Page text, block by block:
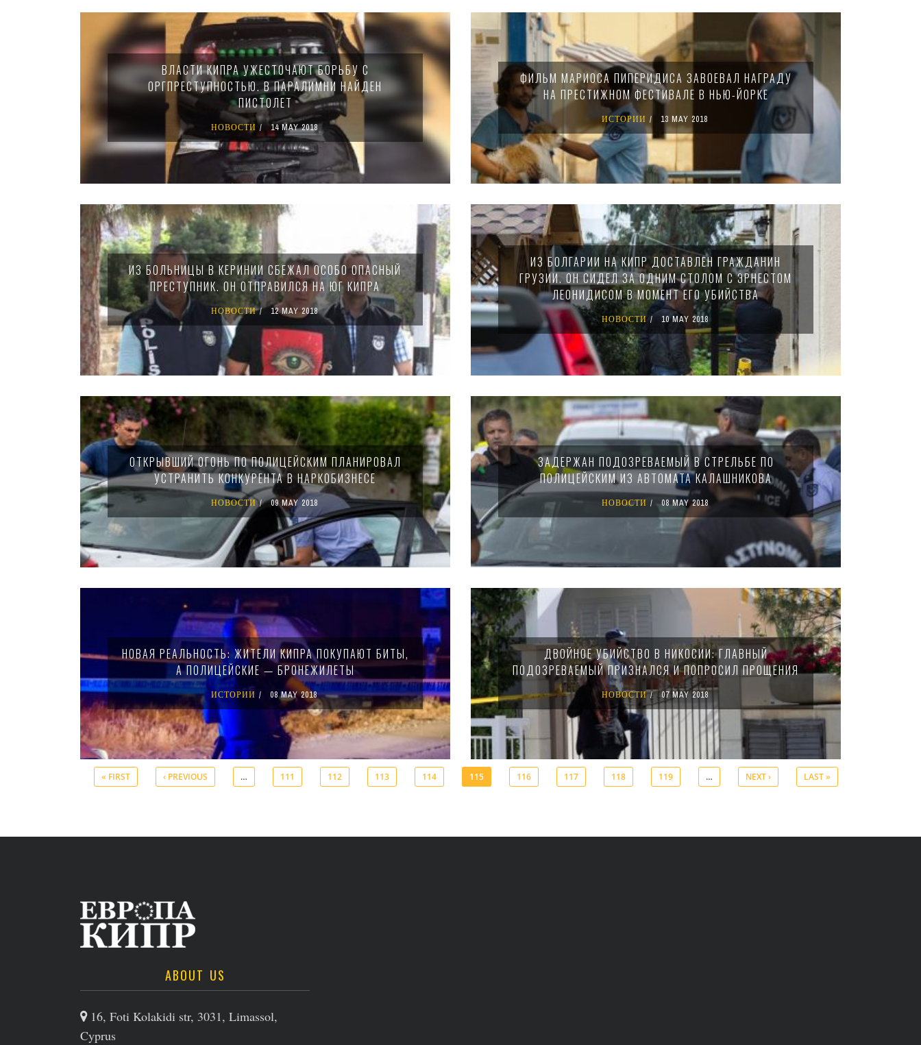
ВЛАСТИ КИПРА УЖЕСТОЧАЮТ БОРЬБУ С
ОРГПРЕСТУПНОСТЬЮ. В ПАРАЛИМНИ НАЙДЕН
ПИСТОЛЕТ
НОВОСТИ 14 MAY 2018
ФИЛЬМ МАРИОСА ПИПЕРИДИСА ЗАВОЕВАЛ НАГРАДУ
НА ПРЕСТИЖНОМ ФЕСТИВАЛЕ В НЬЮ-ЙОРКЕ
ИСТОРИИ 13 MAY 2018
ИЗ БОЛЬНИЦЫ В КЕРИНИИ СБЕЖАЛ ОСОБО ОПАСНЫЙ
ПРЕСТУПНИК. ОН ОТПРАВИЛСЯ НА ЮГ КИПРА
НОВОСТИ 12 MAY 2018
ИЗ БОЛГАРИИ НА КИПР ДОСТАВЛЕН ГРАЖДАНИН
ГРУЗИИ. ОН СИДЕЛ ЗА ОДНИМ СТОЛОМ С ЭРНЕСТОМ
ЛЕОНИДИСОМ В МОМЕНТ ЕГО УБИЙСТВА
НОВОСТИ 10 MAY 2018
ОТКРЫВШИЙ ОГОНЬ ПО ПОЛИЦЕЙСКИМ ПЛАНИРОВАЛ
УСТРАНИТЬ КОНКУРЕНТА В НАРКОБИЗНЕСЕ
НОВОСТИ 09 MAY 2018
ЗАДЕРЖАН ПОДОЗРЕВАЕМЫЙ В СТРЕЛЬБЕ ПО
ПОЛИЦЕЙСКИМ ИЗ АВТОМАТА КАЛАШНИКОВА
НОВОСТИ 08 MAY 2018
НОВАЯ РЕАЛЬНОСТЬ: ЖИТЕЛИ КИПРА ПОКУПАЮТ БИТЫ,
А ПОЛИЦЕЙСКИЕ — БРОНЕЖИЛЕТЫ
ИСТОРИИ 08 MAY 2018
ДВОЙНОЕ УБИЙСТВО В НИКОСИИ: ГЛАВНЫЙ
ПОДОЗРЕВАЕМЫЙ ПРИЗНАЛСЯ И ПОПРОСИЛ ПРОЩЕНИЯ
НОВОСТИ 07 MAY 2018
« FIRST ‹ PREVIOUS … 111 112 113 114 115 116 117 118 119 … NEXT › LAST »
ABOUT US
16, Foti Kolakidi str, 3031, Limassol,
Cyprus